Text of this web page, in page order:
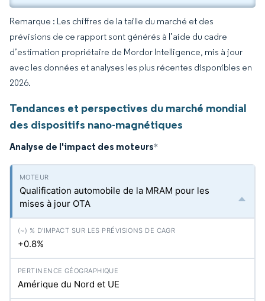
Remarque : Les chiffres de la taille du marché et des
prévisions de ce rapport sont générés à l’aide du cadre
d’estimation propriétaire de Mordor Intelligence, mis à jour
avec les données et analyses les plus récentes disponibles en
2026.
Tendances et perspectives du marché mondial
des dispositifs nano-magnétiques
Analyse de l'impact des moteurs*
Qualification automobile de la MRAM pour les
mises à jour OTA
+0.8%
Amérique du Nord et UE